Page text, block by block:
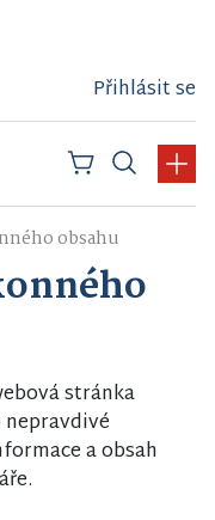
Přihlásit se
obsahu
stránka
a obsah